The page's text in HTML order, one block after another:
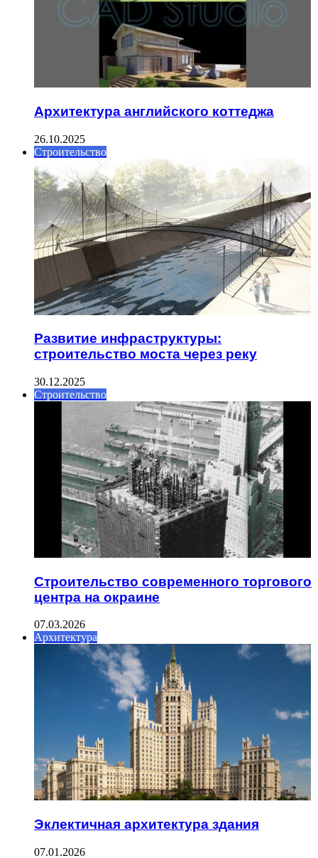
Архитектура английского коттеджа
26.10.2025
Строительство
Развитие инфраструктуры:
строительство моста через реку
30.12.2025
Строительство
Строительство современного торгового
центра на окраине
07.03.2026
Архитектура
Эклектичная архитектура здания
07.01.2026